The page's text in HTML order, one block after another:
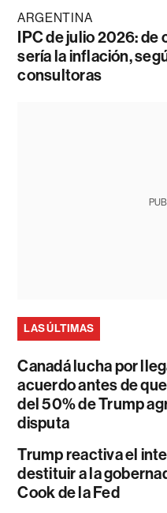
ARGENTINA
IPC de julio 2026: de
sería la inflación,
consultoras
LAS ÚLTIMAS
Canadá lucha por
acuerdo antes de
del 50% de Trump
disputa
Trump reactiva el
destituir a la
Cook de la Fed